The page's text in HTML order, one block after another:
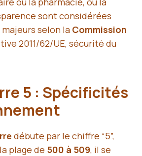
sont considérées
selon la Commission
2011/62/UE, sécurité du
5 : Spécificités
débute par le chiffre “5”,
plage de 500 à 509, il se